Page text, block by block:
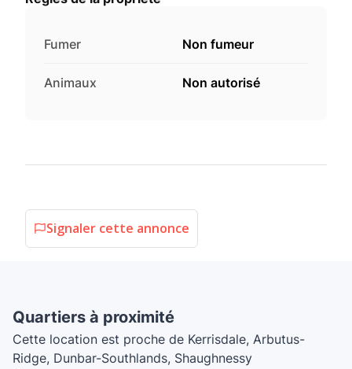
Fumer Non fumeur
Animaux Non autorisé
Signaler cette annonce
Quartiers à proximité
Cette location est proche de Kerrisdale, Arbutus-
Ridge, Dunbar-Southlands, Shaughnessy